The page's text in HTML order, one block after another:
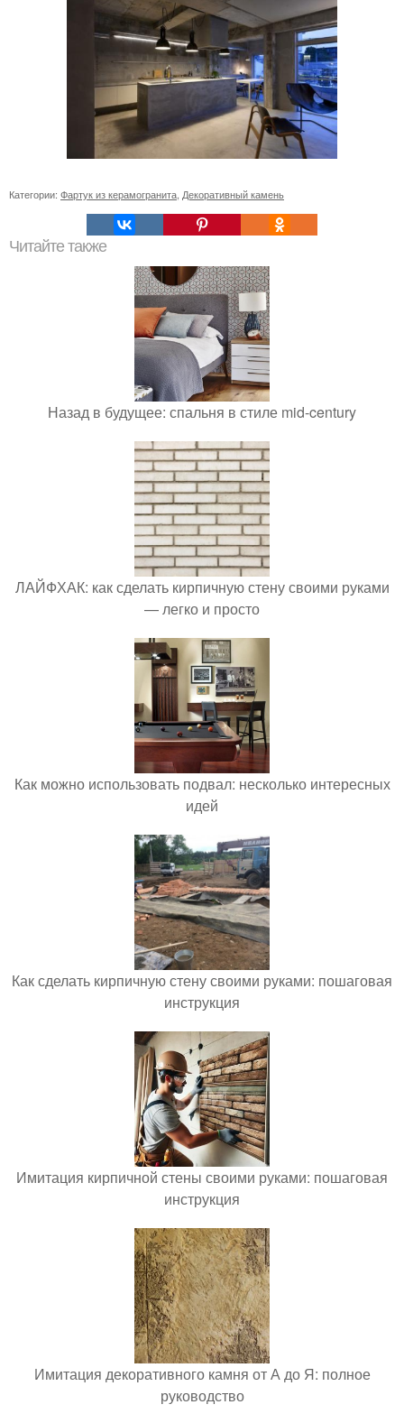
Категории: Фартук из керамогранита Декоративный камень
Читайте также
Назад в будущее: спальня в стиле mid-century
ЛАЙФХАК: как сделать кирпичную стену своими руками
— легко и просто
Как можно использовать подвал: несколько интересных
идей
Как сделать кирпичную стену своими руками: пошаговая
инструкция
Имитация кирпичной стены своими руками: пошаговая
инструкция
Имитация декоративного камня от А до Я: полное
руководство